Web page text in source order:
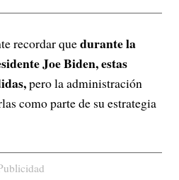
recordar quedurante la
Joe Biden, estas
pero la administración
como parte de su estrategia